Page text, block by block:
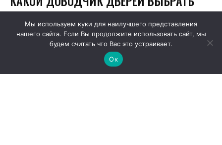
Мы используем куки для наилучшего представления
нашего сайта. Если Вы продолжите использовать сайт, мы
будем считать что Вас это устраивает.
Ок